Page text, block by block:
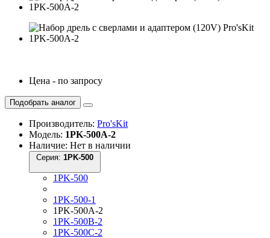
Цена - по запросу
Подобрать аналог
Производитель: Pro'sKit
Модель: 1PK-500A-2
Наличие: Нет в наличии
Серия:
1PK-500
1PK-500-1
1PK-500A-2
1PK-500B-2
1PK-500C-2